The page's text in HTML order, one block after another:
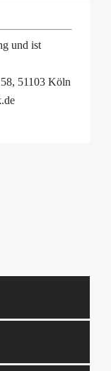
und ist
51103 Köln